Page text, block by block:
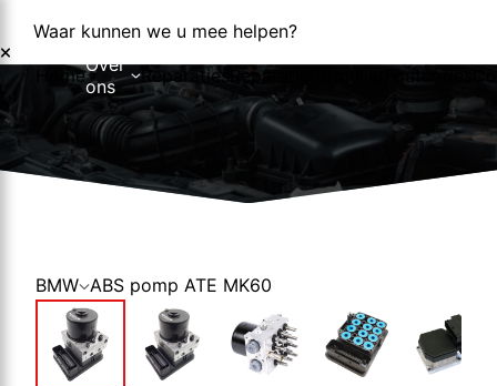
Waar kunnen we u mee helpen?
HomeOver
ons
Over ons
Nieuws
Reparaties Reparatieformulier Foutcodes
BMW ABS pomp ATE MK60